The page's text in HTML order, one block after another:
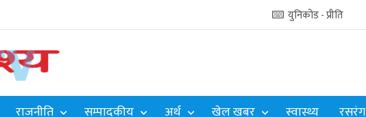
युनिकोड - प्रीति
राजनीति सम्पादकीय अर्थ खेल खबर स्वास्थ्य रसरंग